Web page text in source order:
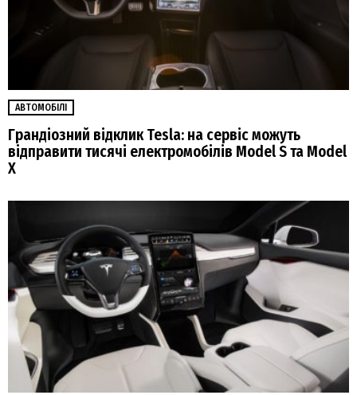
АВТОМОБІЛІ
Грандіозний відклик Tesla: на сервіс можуть
відправити тисячі електромобілів Model S та Model
X